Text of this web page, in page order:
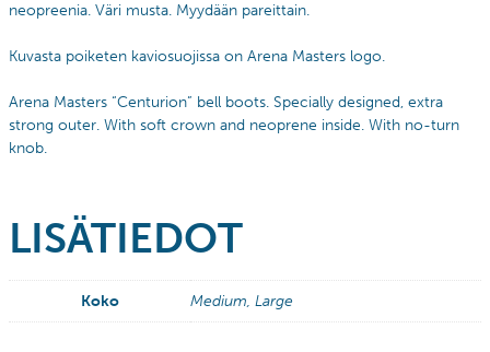
neopreenia. Väri musta. Myydään pareittain.
Kuvasta poiketen kaviosuojissa on Arena Masters logo.
Arena Masters “Centurion” bell boots. Specially designed, extra
strong outer. With soft crown and neoprene inside. With no-turn
knob.
LISÄTIEDOT
Koko Medium, Large